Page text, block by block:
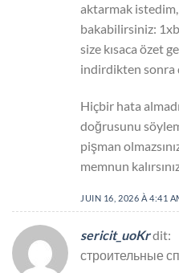
aktarmak
bakabilirsiniz:
size kısaca özet
indirdikten sonra
Hiçbir hata
doğrusunu
pişman
memnun
JUIN 16, 2026 À 4:41
sericit_uoKrdit:
строительные